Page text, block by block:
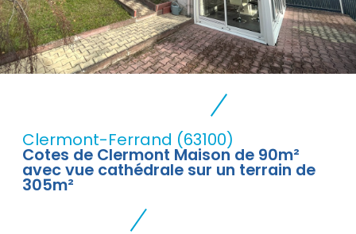
Clermont-Ferrand (63100)
Cotes de Clermont Maison de 90m²
avec vue cathédrale sur un terrain de
305m²